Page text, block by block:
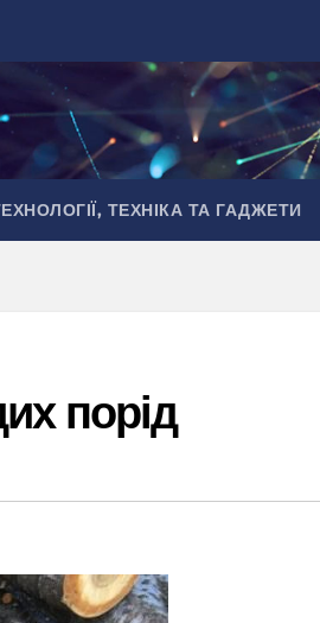
ТЕХНІКА ТА ГАДЖЕТИ
порід